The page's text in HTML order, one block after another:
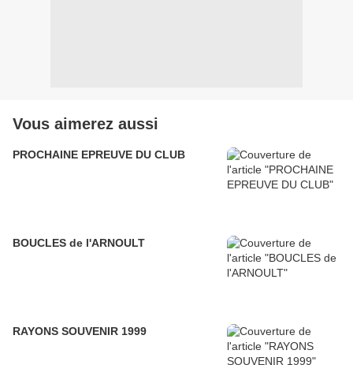
Vous aimerez aussi
PROCHAINE EPREUVE DU CLUB
BOUCLES de l'ARNOULT
RAYONS SOUVENIR 1999